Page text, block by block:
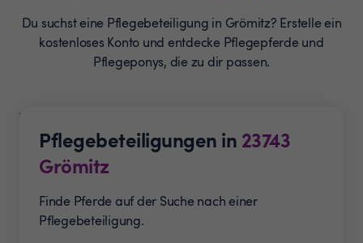
Du suchst eine Pflegebeteiligung in Grömitz? Erstelle ein
kostenloses Konto und entdecke Pflegepferde und
Pflegeponys, die zu dir passen.
Pflegebeteiligungen in 23743
Grömitz
Finde Pferde auf der Suche nach einer
Pflegebeteiligung.